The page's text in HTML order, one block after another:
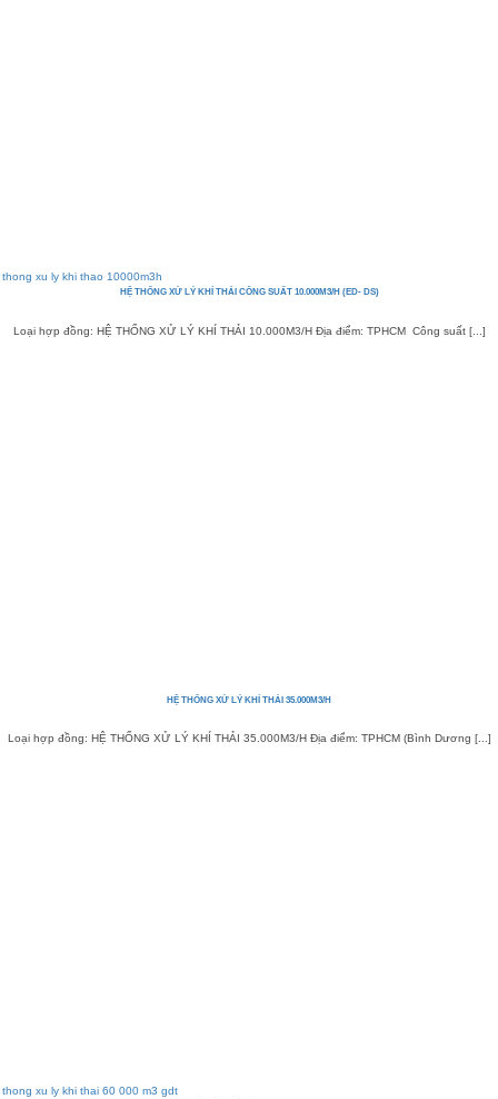
HỆ THỐNG XỬ LÝ KHÍ THẢI CÔNG SUẤT 10.000M3/H (ED- DS)
Loại hợp đồng: HỆ THỐNG XỬ LÝ KHÍ THẢI 10.000M3/H Địa điểm: TPHCM Công suất [...]
HỆ THỐNG XỬ LÝ KHÍ THẢI 35.000M3/H
Loại hợp đồng: HỆ THỐNG XỬ LÝ KHÍ THẢI 35.000M3/H Địa điểm: TPHCM (Bình Dương [...]